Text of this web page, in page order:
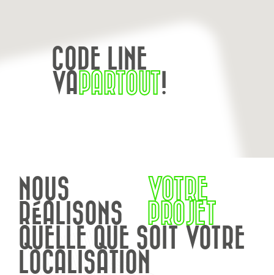
CODE LINE
VAPARTOUT!
NOUS
RÉALISONS
VOTRE
PROJET
QUELLE QUE SOIT VOTRE
LOCALISATION